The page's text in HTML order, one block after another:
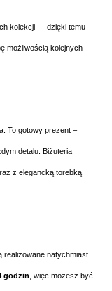
kolekcji — dzięki temu
możliwością kolejnych
To gotowy prezent –
detalu. Biżuteria
z elegancką torebką
realizowane natychmiast.
godzin , więc możesz być